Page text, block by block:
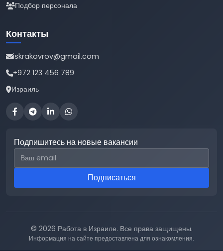
Подбор персонала
Контакты
iskrakovrov@gmail.com
+972 123 456 789
Израиль
Подпишитесь на новые вакансии
Email для подписки
Подписаться
© 2026 Работа в Израиле. Все права защищены.
Информация на сайте предоставлена для ознакомления.